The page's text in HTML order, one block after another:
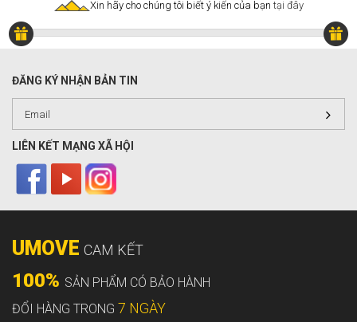
Xin hãy cho chúng tôi biết ý kiến của bạn tại đây
ĐĂNG KÝ NHẬN BẢN TIN
LIÊN KẾT MẠNG XÃ HỘI
UMOVE CAM KẾT
100% SẢN PHẨM CÓ BẢO HÀNH
ĐỔI HÀNG TRONG 7 NGÀY